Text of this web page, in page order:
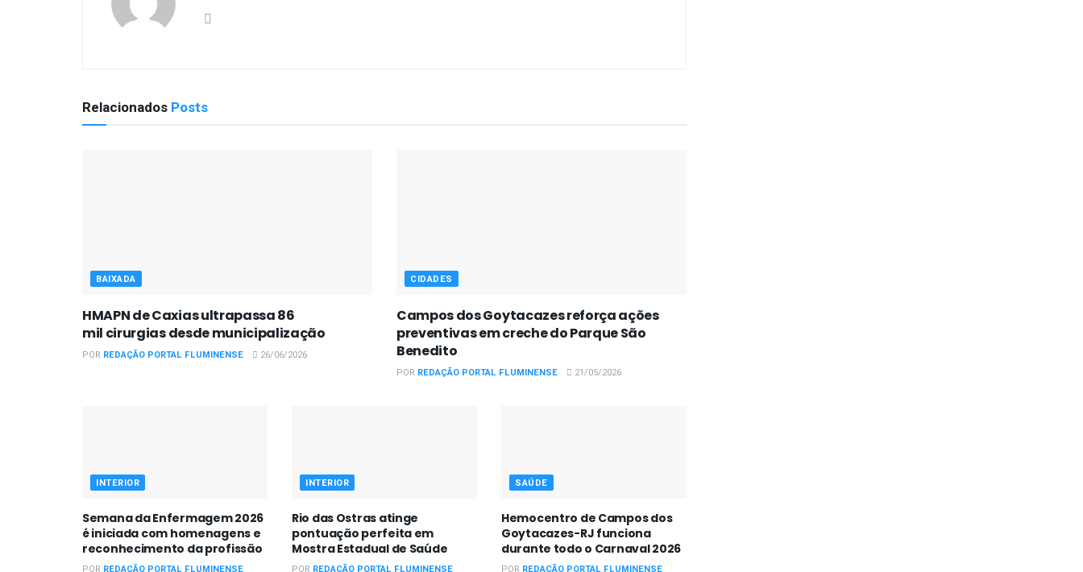
Relacionados Posts
BAIXADA
HMAPN de Caxias ultrapassa 86
mil cirurgias desde municipalização
POR REDAÇÃO PORTAL FLUMINENSE 26/06/2026
CIDADES
Campos dos Goytacazes reforça ações
preventivas em creche do Parque São
Benedito
POR REDAÇÃO PORTAL FLUMINENSE 21/05/2026
INTERIOR
Semana da Enfermagem 2026
é iniciada com homenagens e
reconhecimento da profissão
POR REDAÇÃO PORTAL FLUMINENSE
INTERIOR
Rio das Ostras atinge
pontuação perfeita em
Mostra Estadual de Saúde
POR REDAÇÃO PORTAL FLUMINENSE
SAÚDE
Hemocentro de Campos dos
Goytacazes-RJ funciona
durante todo o Carnaval 2026
POR REDAÇÃO PORTAL FLUMINENSE